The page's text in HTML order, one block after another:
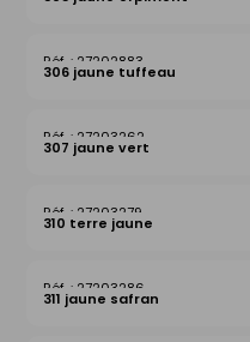
27202883
306 jaune tuffeau
27203262
307 jaune vert
27203279
310 terre jaune
27203286
311 jaune safran